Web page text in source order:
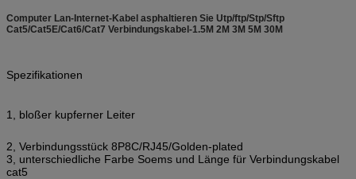
Computer Lan-Internet-Kabel asphaltieren Sie Utp/ftp/Stp/Sftp
Cat5/Cat5E/Cat6/Cat7 Verbindungskabel-1.5M 2M 3M 5M 30M
Spezifikationen
1, bloßer kupferner Leiter
2, Verbindungsstück 8P8C/RJ45/Golden-plated
3, unterschiedliche Farbe Soems und Länge für Verbindungskabel
cat5